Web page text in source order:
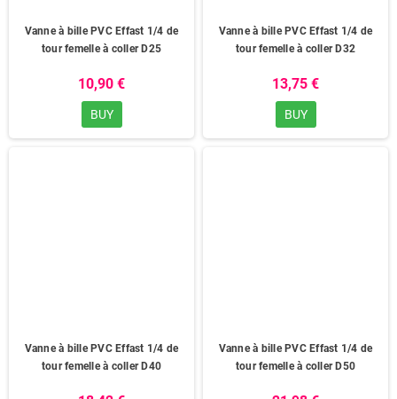
Vanne à bille PVC Effast 1/4 de
tour femelle à coller D25
10,90 €
BUY
Vanne à bille PVC Effast 1/4 de
tour femelle à coller D32
13,75 €
BUY
Vanne à bille PVC Effast 1/4 de
tour femelle à coller D40
Vanne à bille PVC Effast 1/4 de
tour femelle à coller D50